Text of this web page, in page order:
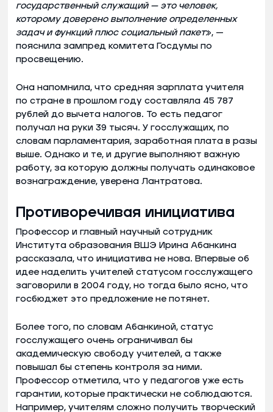
государственный служащий — это человек,
которому доверено выполнение определенных
задач и функций плюс социальный пакет», —
пояснила зампред комитета Госдумы по
просвещению.
Она напомнила, что средняя зарплата учителя
по стране в прошлом году составляла 45 787
рублей до вычета налогов. То есть педагог
получал на руки 39 тысяч. У госслужащих, по
словам парламентария, заработная плата в разы
выше. Однако и те, и другие выполняют важную
работу, за которую должны получать одинаковое
вознаграждение, уверена Лантратова.
Противоречивая инициатива
Профессор и главный научный сотрудник
Института образования ВШЭ Ирина Абанкина
рассказала, что инициатива не нова. Впервые об
идее наделить учителей статусом госслужащего
заговорили в 2004 году, но тогда было ясно, что
госбюджет это предложение не потянет.
Более того, по словам Абанкиной, статус
госслужащего очень ограничивал бы
академическую свободу учителей, а также
повышал бы степень контроля за ними.
Профессор отметила, что у педагогов уже есть
гарантии, которые практически не соблюдаются.
Например, учителям сложно получить творческий